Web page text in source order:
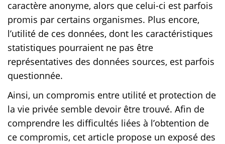
caractère anonyme, alors que celui-ci est parfois
promis par certains organismes. Plus encore,
l’utilité de ces données, dont les caractéristiques
statistiques pourraient ne pas être
représentatives des données sources, est parfois
questionnée.
Ainsi, un compromis entre utilité et protection de
la vie privée semble devoir être trouvé. Afin de
comprendre les difficultés liées à l’obtention de
ce compromis, cet article propose un exposé des